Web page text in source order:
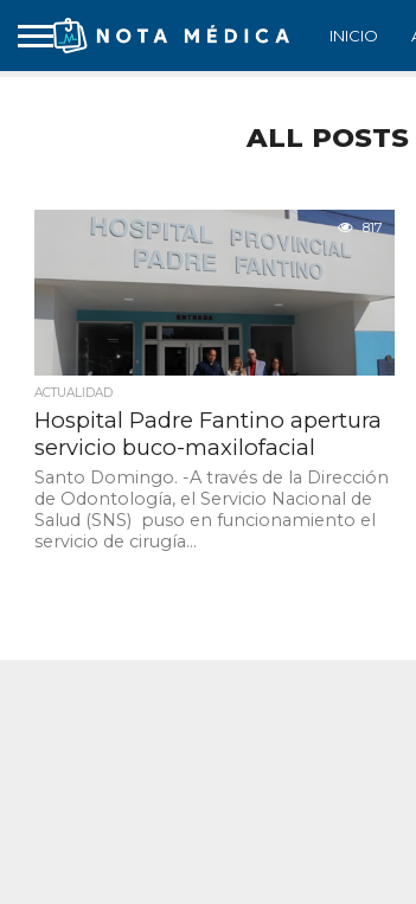
INICIO
ALL
817
ACTUALIDAD
Hospital Padre Fantino apertura
servicio buco-maxilofacial
Santo Domingo. -A través de la Dirección
de Odontología, el Servicio Nacional de
Salud (SNS) puso en funcionamiento el
servicio de cirugía...